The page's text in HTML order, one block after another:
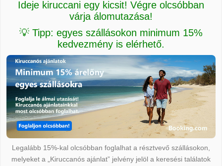
Ideje kiruccani egy kicsit! Végre olcsóbban
várja álomutazása!
💡 Tipp: egyes szállásokon minimum 15%
kedvezmény is elérhető.
Legalább 15%-kal olcsóbban foglalhat a résztvevő szállásokon,
melyeket a „Kiruccanós ajánlat” jelvény jelöl a keresési találatok